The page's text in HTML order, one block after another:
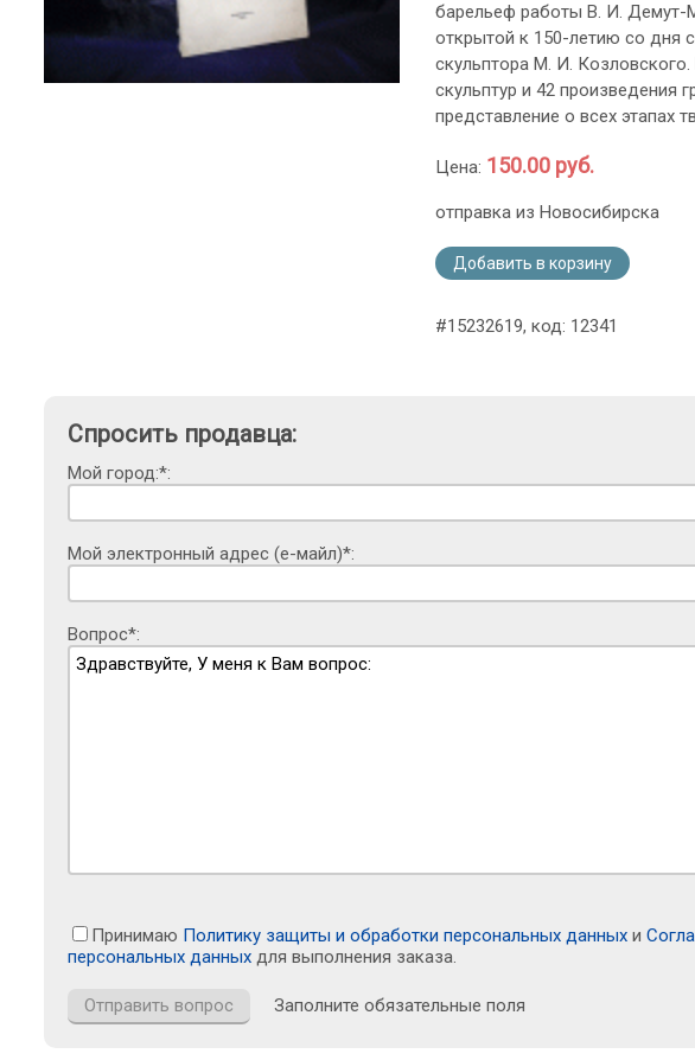
барельеф работы В. И. Демут-
открытой к 150-летию со дня
скульптора М. И.
скульптур и 42 произведения
представление о всех этапах
Цена: 150.00 руб.
отправка из Новосибирска
Добавить в корзину
#15232619, код: 12341
Спросить продавца:
Мой город:*:
Мой электронный адрес (е-майл)*:
Вопрос*:
Принимаю Политику защиты и обработки персональных данных и
персональных данных для выполнения заказа.
Заполните обязательные поля